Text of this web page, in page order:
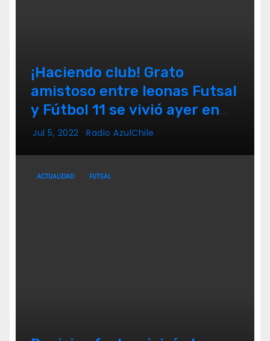
¡Haciendo club! Grato
amistoso entre leonas Futsal
y Fútbol 11 se vivió ayer en
La Florida
Jul 5, 2022 Radio AzulChile
ACTUALIDAD FUTSAL